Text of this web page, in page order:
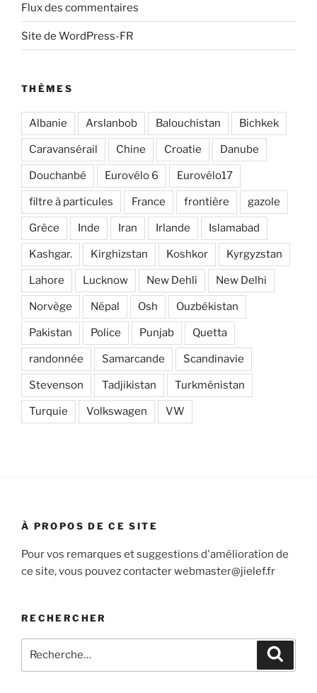
Flux des commentaires
Site de WordPress-FR
THÈMES
Albanie Arslanbob Balouchistan Bichkek
Caravansérail Chine Croatie Danube
Douchanbé Eurovélo 6 Eurovélo17
filtre à particules France frontière gazole
Grèce Inde Iran Irlande Islamabad
Kashgar. Kirghizstan Koshkor Kyrgyzstan
Lahore Lucknow New Dehli New Delhi
Norvège Népal Osh Ouzbékistan
Pakistan Police Punjab Quetta
randonnée Samarcande Scandinavie
Stevenson Tadjikistan Turkménistan
Turquie Volkswagen VW
À PROPOS DE CE SITE
Pour vos remarques et suggestions d'amélioration de
ce site, vous pouvez contacter webmaster@jielef.fr
RECHERCHER
pour